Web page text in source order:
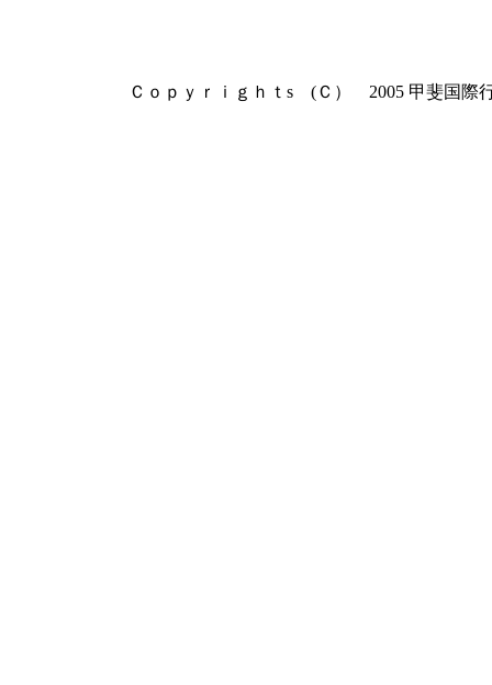
Ｃｏｐｙｒｉｇｈｔs (Ｃ） 2005 甲斐国際